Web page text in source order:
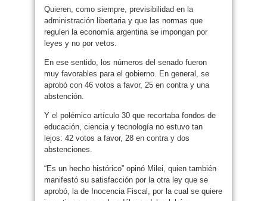
Quieren, como siempre, previsibilidad en la
administración libertaria y que las normas que
regulen la economía argentina se impongan por
leyes y no por vetos.
En ese sentido, los números del senado fueron
muy favorables para el gobierno. En general, se
aprobó con 46 votos a favor, 25 en contra y una
abstención.
Y el polémico artículo 30 que recortaba fondos de
educación, ciencia y tecnología no estuvo tan
lejos: 42 votos a favor, 28 en contra y dos
abstenciones.
“Es un hecho histórico” opinó Milei, quien también
manifestó su satisfacción por la otra ley que se
aprobó, la de Inocencia Fiscal, por la cual se quiere